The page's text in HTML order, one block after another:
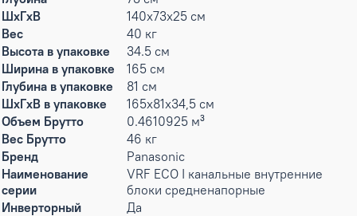
ШxГxВ
140x73x25 см
Вес
40 кг
Высота в упаковке
34.5 см
Ширина в упаковке
165 см
Глубина в упаковке
81 см
ШxГxВ в упаковке
165x81x34,5 см
Объем Брутто
0.4610925 м³
Вес Брутто
46 кг
Бренд
Panasonic
Наименование
серии
VRF ECO I канальные внутренние
блоки средненапорные
Инверторный
Да